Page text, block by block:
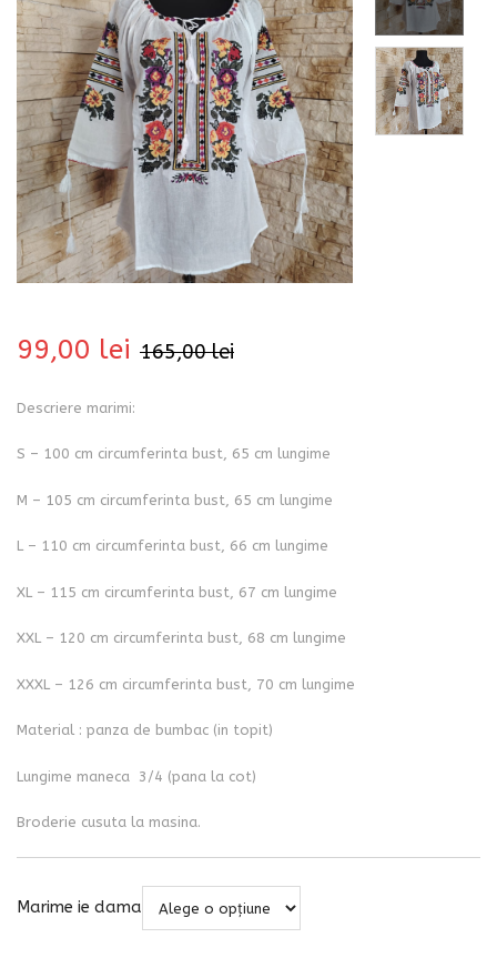
165,00lei
99,00 lei
Descriere marimi:
S – 100 cm circumferinta bust, 65 cm lungime
M – 105 cm circumferinta bust, 65 cm lungime
L – 110 cm circumferinta bust, 66 cm lungime
XL – 115 cm circumferinta bust, 67 cm lungime
XXL – 120 cm circumferinta bust, 68 cm lungime
XXXL – 126 cm circumferinta bust, 70 cm lungime
Material : panza de bumbac (in topit)
Lungime maneca 3/4 (pana la cot)
Broderie cusuta la masina.
Marime ie dama